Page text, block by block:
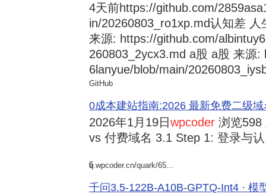
4天前https://github.com/
in/20260803_ro1xp.md认知差
来源: https://github.com/
260803_2ycx3.md a股 a股 来源
6lanyue/blob/main/
GitHub
0成本建站指南:2026 最新免费二级
2026年1月19日wpcoder 浏览598
vs 付费域名 3.1 Step 1: 登录与
6
q.wpcoder.cn/quark/65...
千问3.5-122B-A10B-GPTQ-Int4 · 模